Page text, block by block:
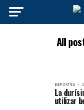
All
DEPORTES
La
utilizar